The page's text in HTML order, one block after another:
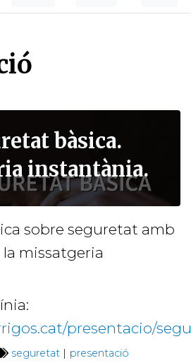
bàsica.
instantània.
sobre seguretat amb
missatgeria
presentacio/
seguretat | presentació